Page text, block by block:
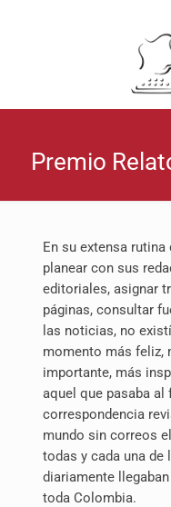
Premio
En su extensa
planear con sus
editoriales, asignar
páginas, consultar
las noticias, no
momento más feliz,
importante, más
aquel que pasaba
correspondencia
mundo sin correos
todas y cada una
diariamente
toda Colombia.